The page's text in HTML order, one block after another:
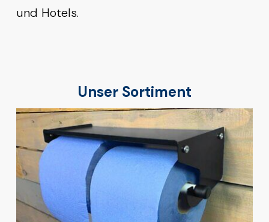
und Hotels.
Unser Sortiment